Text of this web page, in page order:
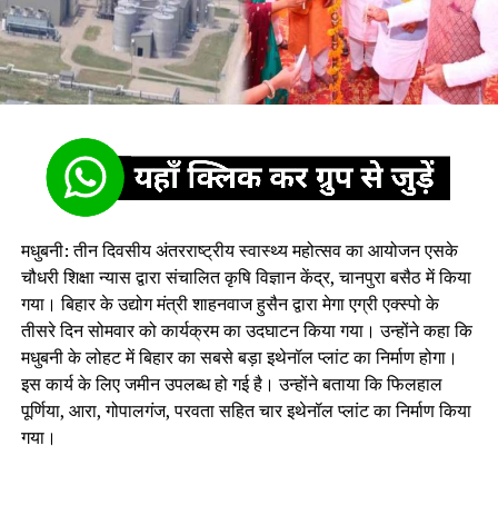
मधुबनी: तीन दिवसीय अंतरराष्ट्रीय स्वास्थ्य महोत्सव का आयोजन एसके
चौधरी शिक्षा न्यास द्वारा संचालित कृषि विज्ञान केंद्र, चानपुरा बसैठ में किया
गया। बिहार के उद्योग मंत्री शाहनवाज हुसैन द्वारा मेगा एग्री एक्स्पो के
तीसरे दिन सोमवार को कार्यक्रम का उदघाटन किया गया। उन्होंने कहा कि
मधुबनी के लोहट में बिहार का सबसे बड़ा इथेनॉल प्लांट का निर्माण होगा।
इस कार्य के लिए जमीन उपलब्ध हो गई है। उन्होंने बताया कि फिलहाल
पूर्णिया, आरा, गोपालगंज, परवता सहित चार इथेनॉल प्लांट का निर्माण किया
गया।